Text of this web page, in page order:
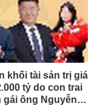
khối tài sản trị giá
tỷ do con trai
gái ông Nguyễn